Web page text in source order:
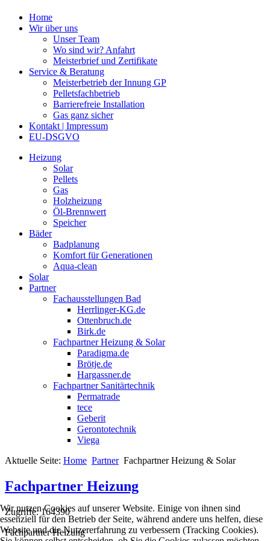
Home
Wir über uns
Unser Team
Wo sind wir? Anfahrt
Meisterbrief und Zertifikate
Service & Beratung
Meisterbetrieb der Innung GP
Pelletsfachbetrieb
Barrierefreie Installation
Gas ganz sicher
Kontakt | Impressum
EU-DSGVO
Heizung
Solar
Pellets
Gas
Holzheizung
Öl-Brennwert
Speicher
Bäder
Badplanung
Komfort für Generationen
Aqua-clean
Solar
Partner
Fachausstellungen Bad
Herrlinger-KG.de
Ottenbruch.de
Birk.de
Fachpartner Heizung & Solar
Paradigma.de
Brötje.de
Hargassner.de
Fachpartner Sanitärtechnik
Permatrade
tece
Geberit
Gerontotechnik
Viega
Aktuelle Seite: Home Partner Fachpartner Heizung & Solar
Fachpartner Heizung
Zugriffe: 164390
Fachpartner Heizung
Wir nutzen Cookies auf unserer Website. Einige von ihnen sind
essenziell für den Betrieb der Seite, während andere uns helfen, diese
Website und die Nutzererfahrung zu verbessern (Tracking Cookies).